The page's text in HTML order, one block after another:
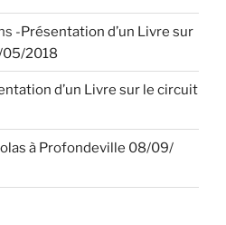
-Présentation d’un Livre sur
2018
d’un Livre sur le circuit
à Profondeville 08/09/